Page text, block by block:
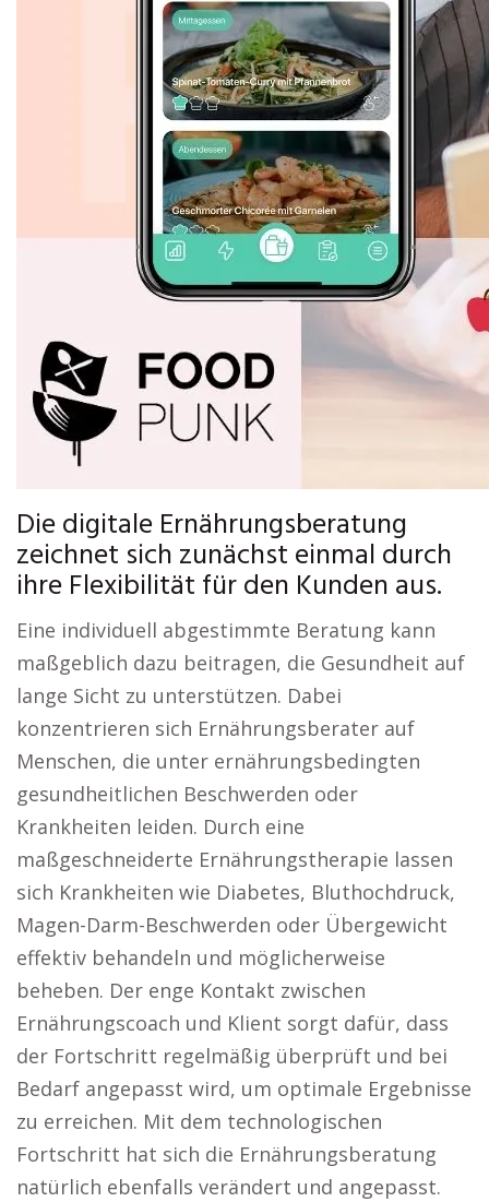
Die digitale Ernährungsberatung
zeichnet sich zunächst einmal durch
ihre Flexibilität für den Kunden aus.
Eine individuell abgestimmte Beratung kann
maßgeblich dazu beitragen, die Gesundheit auf
lange Sicht zu unterstützen. Dabei
konzentrieren sich Ernährungsberater auf
Menschen, die unter ernährungsbedingten
gesundheitlichen Beschwerden oder
Krankheiten leiden. Durch eine
maßgeschneiderte Ernährungstherapie lassen
sich Krankheiten wie Diabetes, Bluthochdruck,
Magen-Darm-Beschwerden oder Übergewicht
effektiv behandeln und möglicherweise
beheben. Der enge Kontakt zwischen
Ernährungscoach und Klient sorgt dafür, dass
der Fortschritt regelmäßig überprüft und bei
Bedarf angepasst wird, um optimale Ergebnisse
zu erreichen. Mit dem technologischen
Fortschritt hat sich die Ernährungsberatung
natürlich ebenfalls verändert und angepasst.